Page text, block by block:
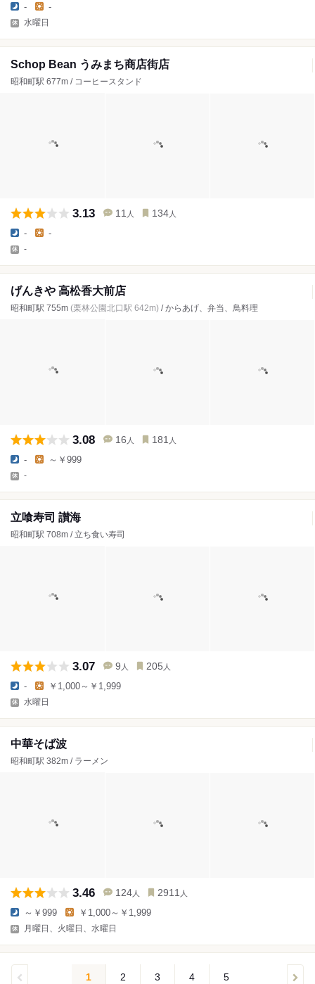
- -
水曜日
Schop Bean うみまち商店街店
昭和町駅 677m / コーヒースタンド
3.13 11 人 134 人
- -
-
げんきや 高松香大前店
昭和町駅 755m (栗林公園北口駅 642m) / からあげ、弁当、鳥料理
3.08 16 人 181 人
- ～￥999
-
立喰寿司 讃海
昭和町駅 708m / 立ち食い寿司
3.07 9 人 205 人
- ￥1,000～￥1,999
水曜日
中華そば波
昭和町駅 382m / ラーメン
3.46 124 人 2911 人
～￥999 ￥1,000～￥1,999
月曜日、火曜日、水曜日
1 2 3 4 5